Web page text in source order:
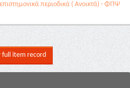
περιοδικά ( Ανοικτά) - ΦΠΨ
full item record